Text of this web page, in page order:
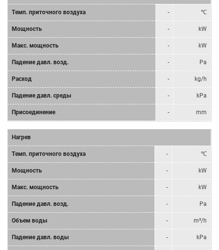
Tемп. приточного воздуха - ℃
Мощность - kW
Mакс. мощность - kW
Падение давл. возд. - Pa
Расход - kg/h
Падение давл. среды - kPa
Присоединение - mm
Нагрев
Tемп. приточного воздуха - ℃
Мощность - kW
Mакс. мощность - kW
Падение давл. возд. - Pa
Объем воды - m³/h
Падение давл. воды - kPa